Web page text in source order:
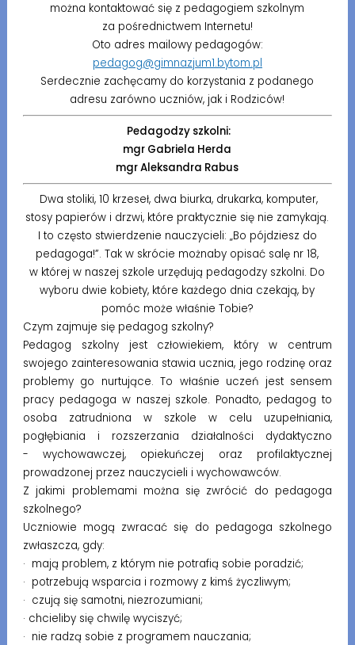
można kontaktować się z pedagogiem szkolnym
za pośrednictwem Internetu!
Oto adres mailowy pedagogów:
pedagog@gimnazjum1.bytom.pl
Serdecznie zachęcamy do korzystania z podanego
adresu zarówno uczniów, jak i Rodziców!
Pedagodzy szkolni:
mgr Gabriela Herda
mgr Aleksandra Rabus
Dwa stoliki, 10 krzeseł, dwa biurka, drukarka, komputer,
stosy papierów i drzwi, które praktycznie się nie zamykają.
I to często stwierdzenie nauczycieli: „Bo pójdziesz do
pedagoga!”. Tak w skrócie możnaby opisać salę nr 18,
w której w naszej szkole urzędują pedagodzy szkolni. Do
wyboru dwie kobiety, które każdego dnia czekają, by
pomóc może właśnie Tobie?
Czym zajmuje się pedagog szkolny?
Pedagog szkolny jest człowiekiem, który w centrum
swojego zainteresowania stawia ucznia, jego rodzinę oraz
problemy go nurtujące. To właśnie uczeń jest sensem
pracy pedagoga w naszej szkole. Ponadto, pedagog to
osoba zatrudniona w szkole w celu uzupełniania,
pogłębiania i rozszerzania działalności dydaktyczno
- wychowawczej, opiekuńczej oraz profilaktycznej
prowadzonej przez nauczycieli i wychowawców.
Z jakimi problemami można się zwrócić do pedagoga
szkolnego?
Uczniowie mogą zwracać się do pedagoga szkolnego
zwłaszcza, gdy:
· mają problem, z którym nie potrafią sobie poradzić;
· potrzebują wsparcia i rozmowy z kimś życzliwym;
· czują się samotni, niezrozumiani;
· chcieliby się chwilę wyciszyć;
· nie radzą sobie z programem nauczania;